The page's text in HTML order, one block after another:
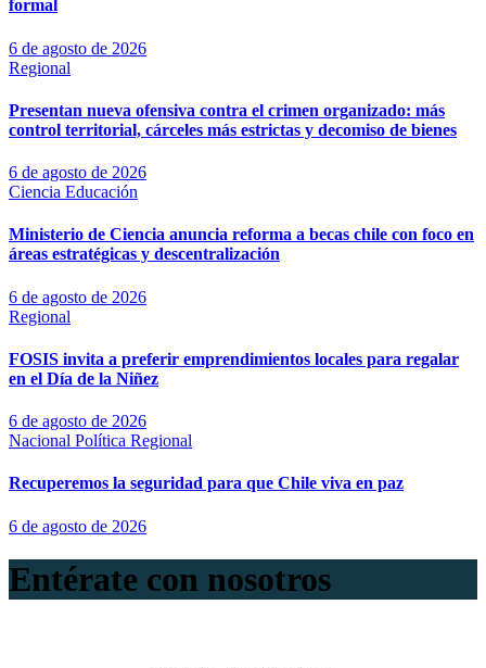
formal
6 de agosto de 2026
Regional
Presentan nueva ofensiva contra el crimen organizado: más
control territorial, cárceles más estrictas y decomiso de bienes
6 de agosto de 2026
Ciencia Educación
Ministerio de Ciencia anuncia reforma a becas chile con foco en
áreas estratégicas y descentralización
6 de agosto de 2026
Regional
FOSIS invita a preferir emprendimientos locales para regalar
en el Día de la Niñez
6 de agosto de 2026
Nacional Política Regional
Recuperemos la seguridad para que Chile viva en paz
6 de agosto de 2026
Entérate con nosotros